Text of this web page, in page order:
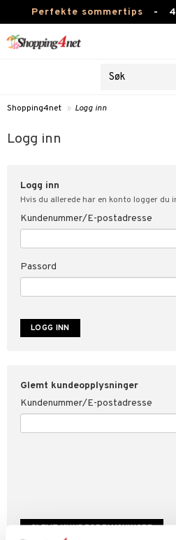
Perfekte sommertips -
Kontaktlinser
Helsekost
Fitness
Hjem & innredning
Leketøy, Barn & Baby
Varemerker
Shopping4net » Logg inn
Logg inn
Logg inn
Hvis du allerede har en konto logger du
Kundenummer/E-postadresse
Passord
Glemt kundeopplysninger
Kundenummer/E-postadresse
& svar
for Shopping4net